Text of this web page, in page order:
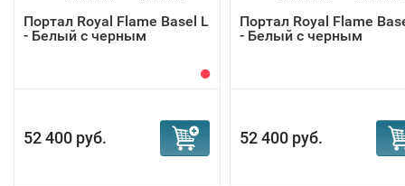
Портал Royal Flame Basel L
- Белый с черным
52 400 руб.
Портал Royal Flame
- Белый с черным
52 400 руб.